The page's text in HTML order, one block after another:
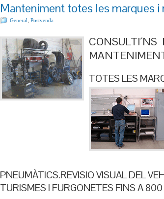
Manteniment totes les marques i
General Postvenda
CONSULTI´NS
TOTES LES
PNEUMÀTICS.REVISIO VISUAL DEL
TURISMES I FURGONETES FINS A 800